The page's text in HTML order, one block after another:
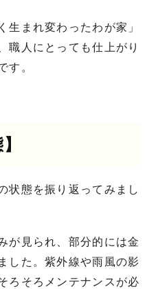
生まれ変わったわが家」
職人にとっても仕上がり
す。
状態を振り返ってみまし
が見られ、部分的には金
した。紫外線や雨風の影
ろそろメンテナンスが必